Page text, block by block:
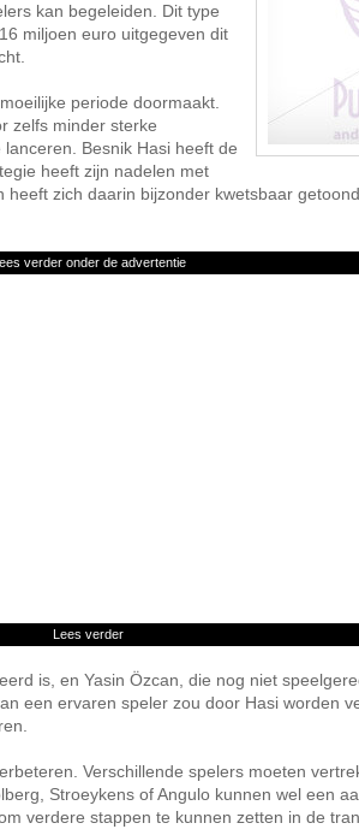
kan begeleiden. Dit type
miljoen euro uitgegeven dit
periode doormaakt.
zelfs minder sterke
Besnik Hasi heeft de
heeft zijn nadelen met
zich daarin bijzonder kwetsbaar getoond.
verder onder de advertentie
Lees verder
is, en Yasin Özcan, die nog niet
een ervaren speler zou door Hasi worden
Verschillende spelers moeten
Stroeykens of Angulo kunnen wel een
verdere stappen te kunnen zetten in de